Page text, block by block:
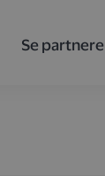
Se partnere